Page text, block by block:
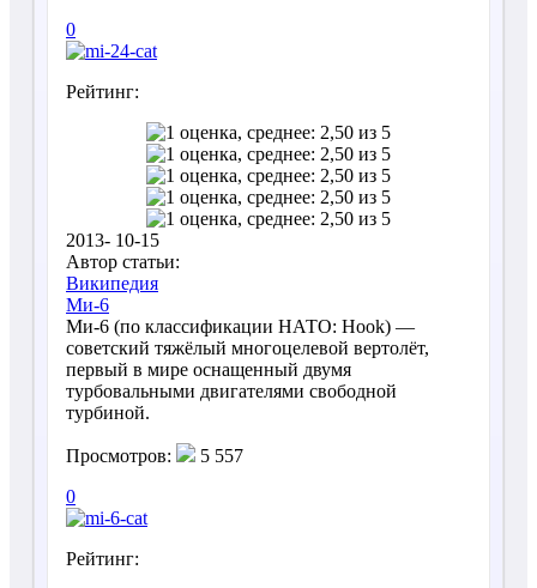
0
Рейтинг:
2013- 10-15
Автор статьи:
Википедия
Ми-6
Ми-6 (по классификации НАТО: Hook) —
советский тяжёлый многоцелевой вертолёт,
первый в мире оснащенный двумя
турбовальными двигателями свободной
турбиной.
Просмотров:
5 557
0
Рейтинг: